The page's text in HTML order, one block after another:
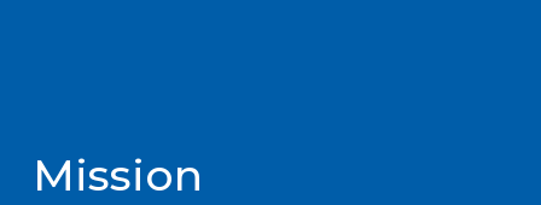
Mission